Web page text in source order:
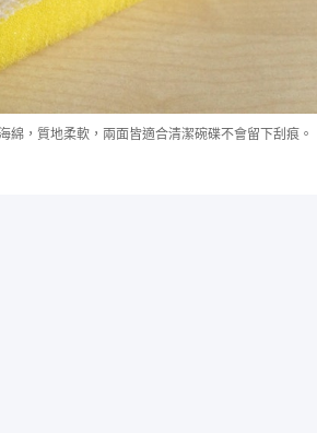
綿，質地柔軟，兩面皆適合清潔碗碟不會留下刮痕。